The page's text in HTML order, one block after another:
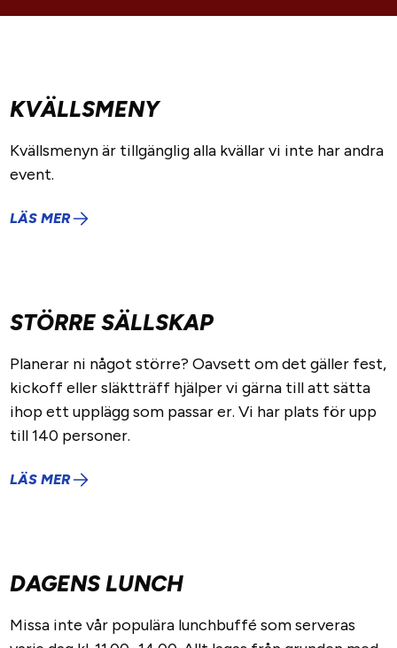
KVÄLLSMENY
Kvällsmenyn är tillgänglig alla kvällar vi inte har andra
event.
LÄS MER
STÖRRE SÄLLSKAP
Planerar ni något större? Oavsett om det gäller fest,
kickoff eller släktträff hjälper vi gärna till att sätta
ihop ett upplägg som passar er. Vi har plats för upp
till 140 personer.
LÄS MER
DAGENS LUNCH
Missa inte vår populära lunchbuffé som serveras